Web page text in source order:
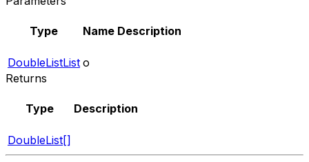
Type Name Description
DoubleListList o
Returns
Type Description
DoubleList[]